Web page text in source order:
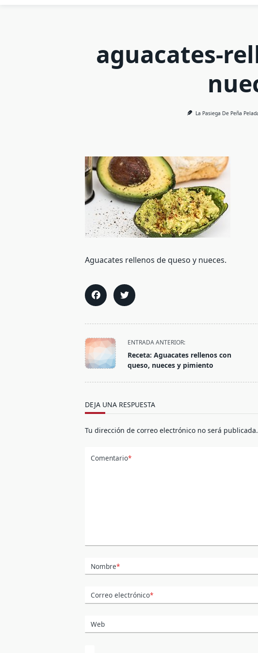
aguacates-
La Pasiega De Peña
Aguacates rellenos de queso y nueces.
<span
class="nav-
subtitle
ENTRADA ANTERIOR:
Receta: Aguacates rellenos con
queso, nueces y pimiento
DEJA UNA RESPUESTA
Tu dirección de correo electrónico no será publicada.
Comentario*
Nombre*
Correo electrónico*
Web